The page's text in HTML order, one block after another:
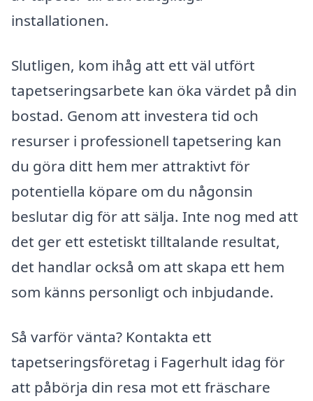
installationen.
Slutligen, kom ihåg att ett väl utfört
tapetseringsarbete kan öka värdet på din
bostad. Genom att investera tid och
resurser i professionell tapetsering kan
du göra ditt hem mer attraktivt för
potentiella köpare om du någonsin
beslutar dig för att sälja. Inte nog med att
det ger ett estetiskt tilltalande resultat,
det handlar också om att skapa ett hem
som känns personligt och inbjudande.
Så varför vänta? Kontakta ett
tapetseringsföretag i Fagerhult idag för
att påbörja din resa mot ett fräschare